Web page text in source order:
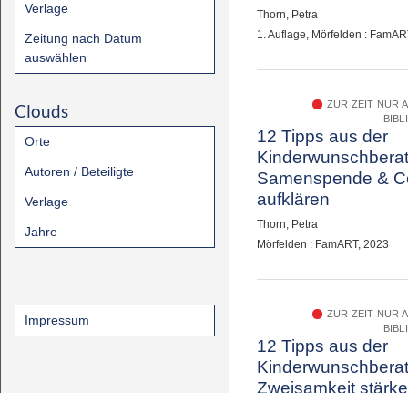
Verlage
Zeitung nach Datum
auswählen
Clouds
Orte
Autoren / Beteiligte
Verlage
Jahre
Impressum
Thorn, Petra
1. Auflage, Mörfelden :
ZUR ZEIT NUR
12 Tipps aus der
Samenspende &
aufklären
Thorn, Petra
Mörfelden : FamART, 2023
ZUR ZEIT NUR
12 Tipps aus der
Zweisamkeit